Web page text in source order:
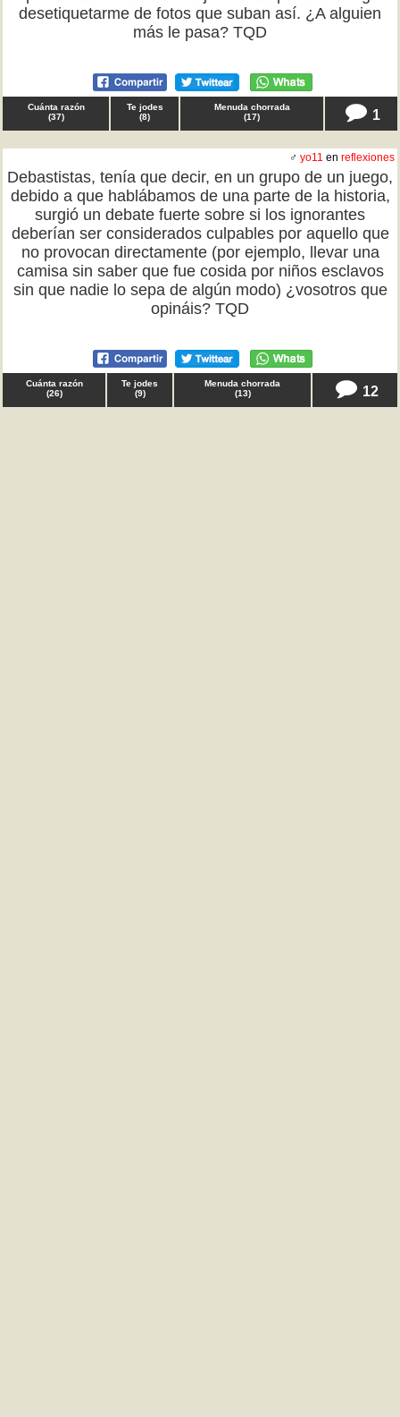
desetiquetarme de fotos que suban así. ¿A alguien
más le pasa? TQD
Cuánta razón
(37)
Te jodes
(8)
Menuda chorrada
(17) 1
♂ yo11 en reflexiones
Debastistas, tenía que decir, en un grupo de un juego,
debido a que hablábamos de una parte de la historia,
surgió un debate fuerte sobre si los ignorantes
deberían ser considerados culpables por aquello que
no provocan directamente (por ejemplo, llevar una
camisa sin saber que fue cosida por niños esclavos
sin que nadie lo sepa de algún modo) ¿vosotros que
opináis? TQD
Cuánta razón
(26)
Te jodes
(9)
Menuda chorrada
(13) 12